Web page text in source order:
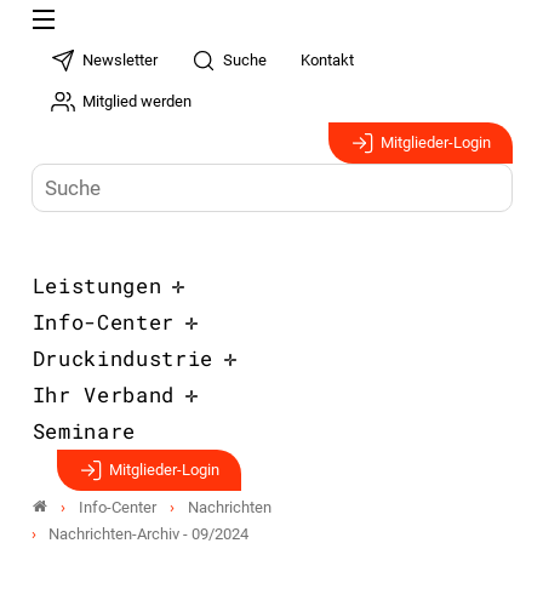
Newsletter Suche Kontakt
Mitglied werden
Mitglieder-Login
Leistungen
Info-Center
Druckindustrie
Ihr Verband
Seminare
Mitglieder-Login
Info-Center
Nachrichten
Nachrichten-Archiv - 09/2024